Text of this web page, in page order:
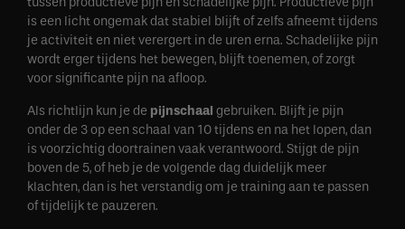
is een licht ongemak dat stabiel blijft of zelfs afneemt tijdens
je activiteit en niet verergert in de uren erna. Schadelijke pijn
wordt erger tijdens het bewegen, blijft toenemen, of zorgt
voor significante pijn na afloop.
Als richtlijn kun je de pijnschaal gebruiken. Blijft je pijn
onder de 3 op een schaal van 10 tijdens en na het lopen, dan
is voorzichtig doortrainen vaak verantwoord. Stijgt de pijn
boven de 5, of heb je de volgende dag duidelijk meer
klachten, dan is het verstandig om je training aan te passen
of tijdelijk te pauzeren.